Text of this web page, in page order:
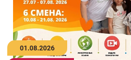
01.08.2026